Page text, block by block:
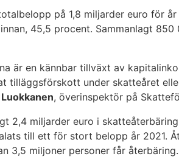
på 1,8 miljarder euro för
45,5 procent. Sammanlagt 850
är en kännbar tillväxt av
tilläggsförskott under skatteåret
, överinspektör på
2,4 miljarder euro i
till ett för stort belopp år 2021.
3,5 miljoner personer får återbäring.